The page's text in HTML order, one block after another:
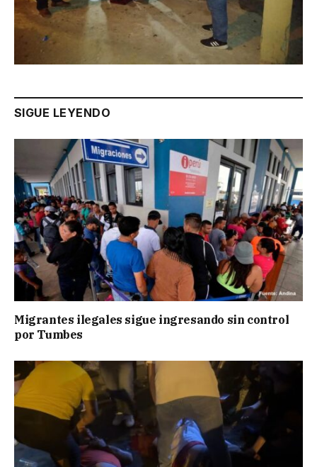
SIGUE LEYENDO
Migrantes ilegales sigue ingresando sin control
por Tumbes